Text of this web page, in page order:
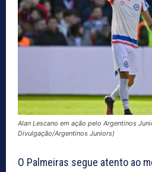
Alan Lescano em ação pelo Argentinos
Divulgação/Argentinos Juniors)
O Palmeiras segue atento ao